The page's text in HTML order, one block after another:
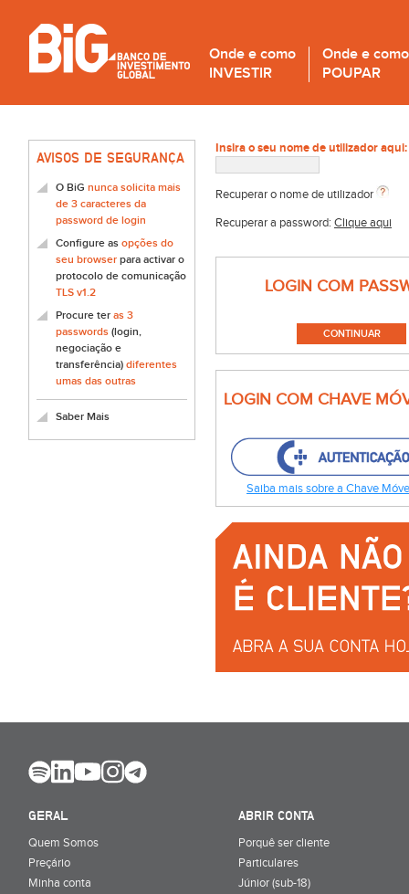
Onde e como
INVESTIR
Onde e como
POUPAR
AVISOS DE SEGURANÇA
O BiG nunca solicita mais
de 3 caracteres da
password de login
Configure as opções do
seu browser para activar o
protocolo de comunicação
TLS v1.2
Procure ter as 3
passwords (login,
negociação e
transferência) diferentes
umas das outras
Saber Mais
Insira o seu nome de utilizador aqui:
Recuperar o nome de utilizador
Recuperar a password: Clique aqui
LOGIN COM
LOGIN COM CHAVE
Saiba mais sobre a Chave
GERAL
Quem Somos
Preçário
Minha conta
ABRIR CONTA
Porquê ser cliente
Particulares
Júnior (sub-18)